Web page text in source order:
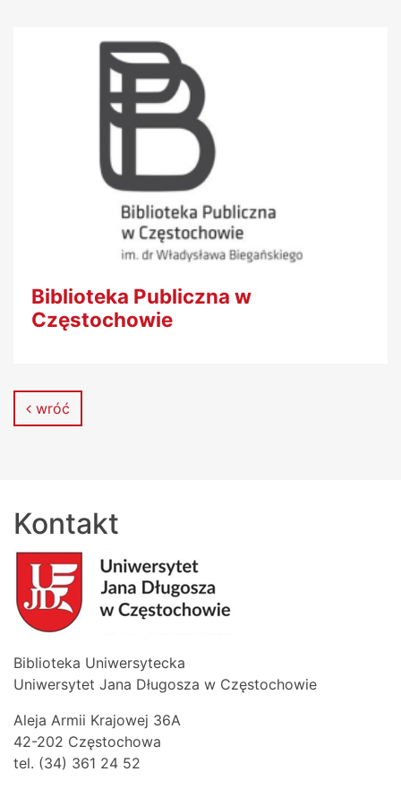
Biblioteka Publiczna w
Częstochowie
wróć
Kontakt
Biblioteka Uniwersytecka
Uniwersytet Jana Długosza w Częstochowie
Aleja Armii Krajowej 36A
42-202 Częstochowa
tel. (34) 361 24 52